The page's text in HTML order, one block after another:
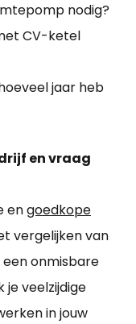
nodig?
CV-ketel
jaar heb
en vraag
engoedkope
vergelijken van
onmisbare
je veelzijdige
in jouw